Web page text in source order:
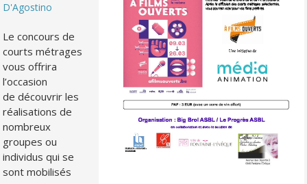
D'Agostino
Le concours de
courts métrages
vous offrira
l’occasion
de découvrir les
réalisations de
nombreux
groupes ou
individus qui se
sont mobilisés